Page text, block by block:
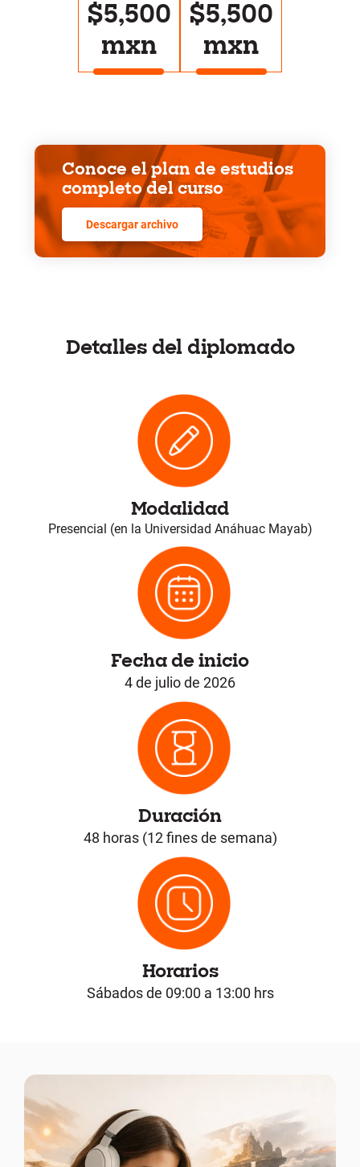
$5,500
mxn
$5,500
mxn
Conoce el plan de estudios
completo del curso
Descargar archivo
Detalles del diplomado
Modalidad
Presencial (en la Universidad Anáhuac Mayab)
Fecha de inicio
4 de julio de 2026
Duración
48 horas (12 fines de semana)
Horarios
Sábados de 09:00 a 13:00 hrs